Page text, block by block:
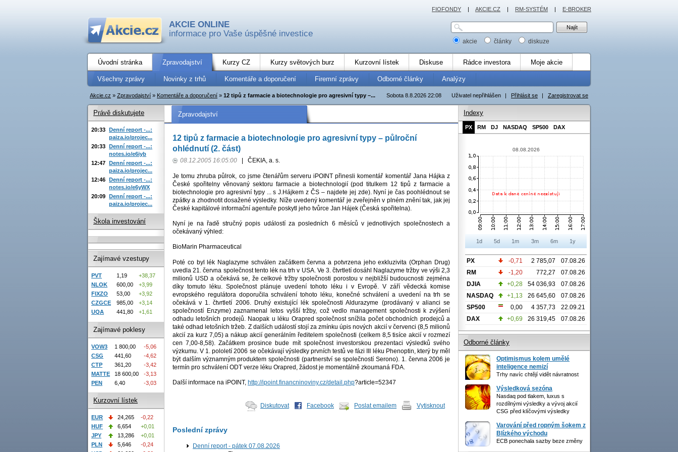
AKCIE ONLINE
informace pro Vaše úspěšné investice
akcie články diskuze
Úvodní stránka Zpravodajství Kurzy CZ Kurzy světových burz Kurzovní lístek Diskuse Rádce investora Moje akcie
Všechny zprávy Novinky z trhů Komentáře a doporučení Firemní zprávy Odborné články Analýzy
Uživatel nepřihlášen | Přihlásit se | Zaregistrovat se
Sobota 8.8.2026 22:08
Akcie.cz » Zpravodajství » Komentáře a doporučení » 12 tipů z farmacie a biotechnologie pro agresivní typy –...
Zpravodajství
12 tipů z farmacie a biotechnologie pro agresivní typy – půlroční
ohlédnutí (2. část)
08.12.2005 16:05:00 ČEKIA, a. s.
Je tomu zhruba půlrok, co jsme čtenářům serveru iPOINT přinesli komentář komentář Jana Hájka z
České spořitelny věnovaný sektoru farmacie a biotechnologií (pod titulkem 12 tipů z farmacie a
biotechnologie pro agresivní typy ... s J.Hájkem z ČS – najdete jej zde). Nyní je čas poohlédnout se
zpátky a zhodnotit dosažené výsledky. Níže uvedený komentář je zveřejněn v plném znění tak, jak jej
České kapitálové informační agentuře poskytl jeho tvůrce Jan Hájek (Česká spořitelna).
Nyní je na řadě stručný popis událostí za posledních 6 měsíců v jednotlivých společnostech a
očekávaný výhled:
BioMarin Pharmaceutical
Poté co byl lék Naglazyme schválen začátkem června a potvrzena jeho exkluzivita (Orphan Drug)
uvedla 21. června společnost tento lék na trh v USA. Ve 3. čtvrtletí dosáhl Naglazyme tržby ve výši 2,3
milionů USD a očekává se, že celkové tržby společnosti porostou v nejbližší budoucnosti zejména
díky tomuto léku. Společnost plánuje uvedení tohoto léku i v Evropě. V září vědecká komise
evropského regulátora doporučila schválení tohoto léku, konečné schválení a uvedení na trh se
očekává v 1. čtvrtletí 2006. Druhý existující lék společnosti Aldurazyme (prodávaný v alianci se
společností Enzyme) zaznamenal letos vyšší tržby, což vedlo management společnosti k zvýšení
odhadu letošních prodejů. Naopak u léku Orapred společnost snížila počet obchodních prodejců a
také odhad letošních tržeb. Z dalších událostí stojí za zmínku úpis nových akcií v červenci (8,5 milionů
akcií za kurz 7,05) a nákup akcií generálním ředitelem společnosti (celkem 8,5 tisíce akcií v rozmezí
cen 7,00-8,58). Začátkem prosince bude mít společnost investorskou prezentaci výsledků svého
výzkumu. V 1. pololetí 2006 se očekávají výsledky prvních testů ve fázi III léku Phenoptin, který by měl
být dalším významným produktem společnosti (partnerství se společností Serono). 1. června 2006 je
termín pro schválení ODT verze léku Orapred, žádost je momentálně zkoumaná FDA.
Další informace na iPOINT, http://ipoint.financninoviny.cz/detail.php?article=52347
Diskutovat Facebook Poslat emailem Vytisknout
Poslední zprávy
Denní report - pátek 07.08.2026
Právě diskutujete
20:33 Denní report -...:
paiza.io/projec...
20:33 Denní report -...:
notes.io/e6iyb
12:47 Denní report -...:
paiza.io/projec...
12:46 Denní report -...:
notes.io/e6yWX
20:09 Denní report -...:
paiza.io/projec...
Škola investování
Zajímavé vzestupy
PVT 1,19
+38,37
NLOK
600,00
+3,99
FIXZO
53,00
+3,92
CZGCE
985,00
+3,14
UQA
441,80 +1,61
Zajímavé poklesy
VOW3 1 800,00
-5,06
CSG
441,60
-4,62
CTP
361,20
-3,42
MATTE
18 600,00
-3,13
PEN
6,40 -3,03
Kurzovní lístek
EUR 24,265
-0,22
HUF
6,654
+0,01
JPY
13,286
+0,01
PLN
5,646
-0,24
Indexy
PX RM DJ NASDAQ SP500 DAX
08.08.2026
1d 5d 1m 3m 6m 1y
PX -0,71 2 785,07
07.08.26
RM
-1,20 772,27
07.08.26
DJIA
+0,28 54 036,93
07.08.26
NASDAQ
+1,13 26 645,60
07.08.26
SP500
0,00 4 357,73
22.09.21
DAX
+0,69 26 319,45 07.08.26
Odborné články
Optimismus kolem umělé
inteligence nemizí
Trhy navíc chtějí vidět návratnost
Výsledková sezóna
Nasdaq pod tlakem, luxus s
rozdílnými výsledky a vývoj akcií
CSG před klíčovými výsledky
Varování před ropným šokem z
Blízkého východu
ECB ponechala sazby beze změny
FIOFONDY | AKCIE.CZ | RM-SYSTÉM | E-BROKER